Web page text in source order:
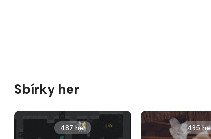
Sbírky her
487 her 485